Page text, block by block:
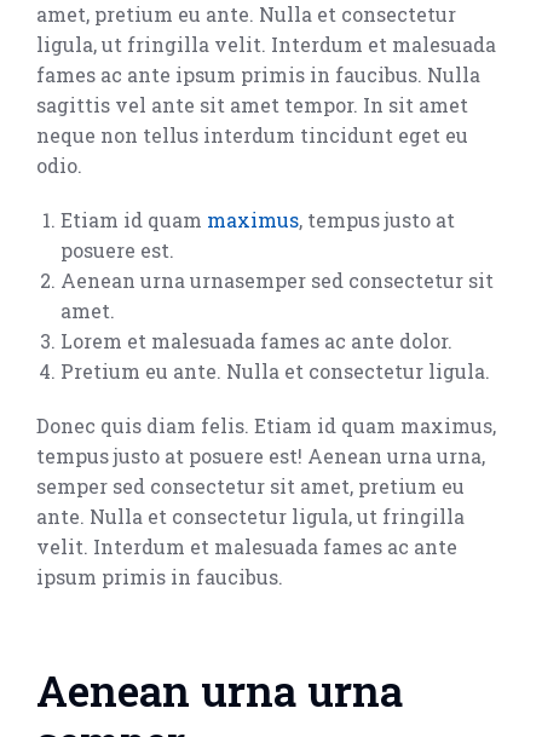
amet, pretium eu ante. Nulla et consectetur
ligula, ut fringilla velit. Interdum et malesuada
fames ac ante ipsum primis in faucibus. Nulla
sagittis vel ante sit amet tempor. In sit amet
neque non tellus interdum tincidunt eget eu
odio.
Etiam id quam maximus, tempus justo at
posuere est.
Aenean urna urnasemper sed consectetur sit
amet.
Lorem et malesuada fames ac ante dolor.
Pretium eu ante. Nulla et consectetur ligula.
Donec quis diam felis. Etiam id quam maximus,
tempus justo at posuere est! Aenean urna urna,
semper sed consectetur sit amet, pretium eu
ante. Nulla et consectetur ligula, ut fringilla
velit. Interdum et malesuada fames ac ante
ipsum primis in faucibus.
Aenean urna urna